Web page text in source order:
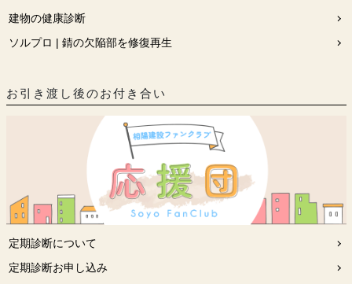
建物の健康診断
ソルプロ | 錆の欠陥部を修復再生
お引き渡し後のお付き合い
定期診断について
定期診断お申し込み